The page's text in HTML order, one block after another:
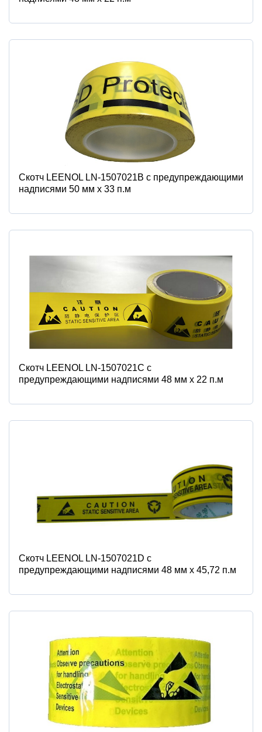
Скотч LEENOL LN-1507021B с предупреждающими
надписями 50 мм х 33 п.м
Скотч LEENOL LN-1507021С с
предупреждающими надписями 48 мм х 22 п.м
Скотч LEENOL LN-1507021D с
предупреждающими надписями 48 мм х 45,72 п.м